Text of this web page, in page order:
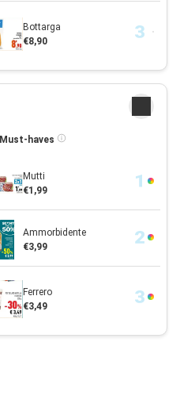
Bottarga
€8,90
Must-haves
Mutti
€1,99
Ammorbidente
€3,99
Ferrero
€3,49